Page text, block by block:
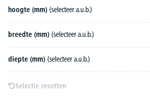
hoogte (mm) (selecteer a.u.b.)
breedte (mm) (selecteer a.u.b.)
diepte (mm) (selecteer a.u.b.)
Selectie resetten